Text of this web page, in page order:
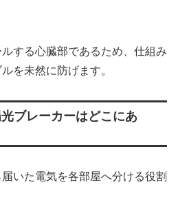
する心臓部であるため、仕組み
を未然に防げます。
ブレーカーはどこにあ
いた電気を各部屋へ分ける役割